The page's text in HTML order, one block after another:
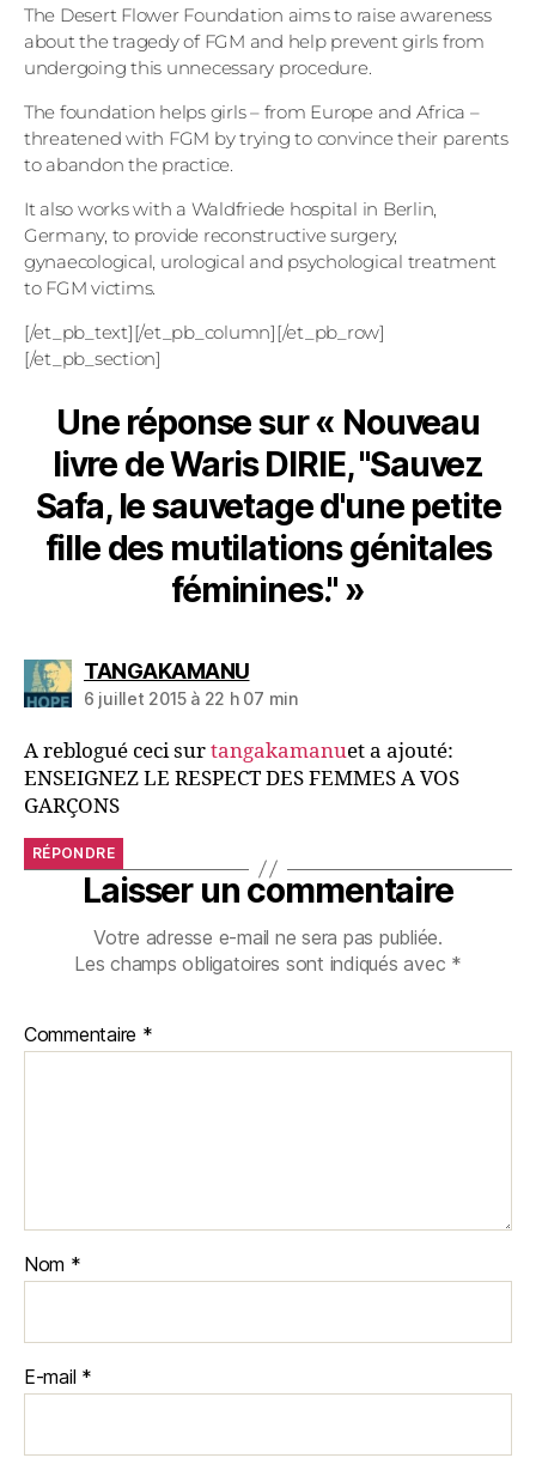
The Desert Flower Foundation aims to raise awareness
about the tragedy of FGM and help prevent girls from
undergoing this unnecessary procedure.
The foundation helps girls – from Europe and Africa –
threatened with FGM by trying to convince their parents
to abandon the practice.
It also works with a Waldfriede hospital in Berlin,
Germany, to provide reconstructive surgery,
gynaecological, urological and psychological treatment
to FGM victims.
[/et_pb_text][/et_pb_column][/et_pb_row]
[/et_pb_section]
Une réponse sur « Nouveau
livre de Waris DIRIE, "Sauvez
Safa, le sauvetage d'une petite
fille des mutilations génitales
féminines." »
TANGAKAMANU
6 juillet 2015 à 22 h 07 min
A reblogué ceci surtangakamanuet a ajouté:
ENSEIGNEZ LE RESPECT DES FEMMES A VOS
GARÇONS
RÉPONDRE
Laisser un commentaire
Votre adresse e-mail ne sera pas publiée.
Les champs obligatoires sont indiqués avec *
Commentaire *
Nom *
E-mail *